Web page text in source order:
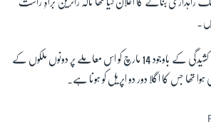
دونوں ملکوں کے درمیان حالیہ کشیدگی کے باوجود 14 مارچ کو اس معاملے پر دونوں ملکوں کے
تھا جس کا اگلا دور دو اپریل کو ہونا ہے۔